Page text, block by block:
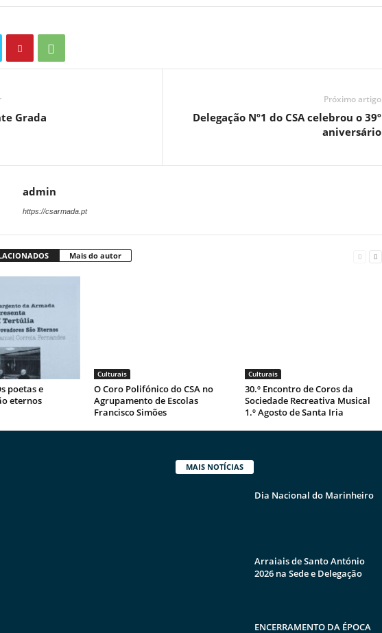
Grada
Próximo artigo
Delegação Nº1 do CSA celebrou o 39º
aniversário
admin
https://csarmada.pt
Mais do autor
poetas e
eternos
Culturais
O Coro Polifónico do CSA no
Agrupamento de Escolas
Francisco Simões
Culturais
30.º Encontro de Coros da
Sociedade Recreativa Musical
1.º Agosto de Santa Iria
MAIS NOTÍCIAS
Dia Nacional do Marinheiro
Arraiais de Santo António
2026 na Sede e Delegação
ENCERRAMENTO DA ÉPOCA